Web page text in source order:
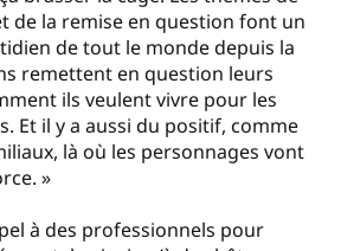
de la remise en question font un
de tout le monde depuis la
remettent en question leurs
ils veulent vivre pour les
Et il y a aussi du positif, comme
là où les personnages vont
»
à des professionnels pour